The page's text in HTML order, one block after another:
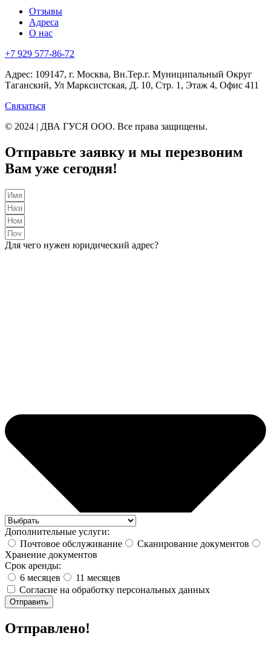
Отзывы
Адреса
О нас
+7 929 577-86-72
Адрес: 109147, г. Москва, Вн.Тер.г. Муниципальный Округ
Таганский, Ул Марксистская, Д. 10, Стр. 1, Этаж 4, Офис 411
Связаться
© 2024 | ДВА ГУСЯ OOO. Все права защищены.
Отправьте заявку и мы перезвоним
Вам уже сегодня!
Для чего нужен юридический адрес?
Дополнительные услуги:
Почтовое обслуживание
Сканирование документов
Хранение документов
Срок аренды:
6 месяцев
11 месяцев
Согласие на обработку персональных данных
Отправить
Отправлено!